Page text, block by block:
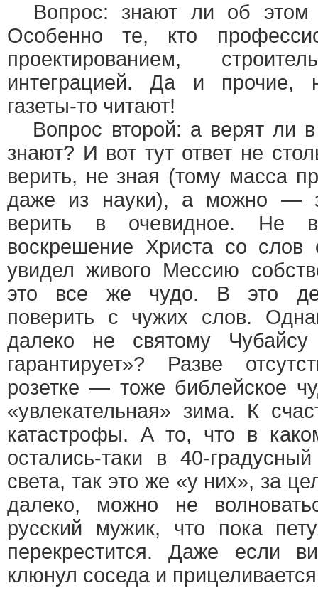
Вопрос: знают ли об этом
Особенно те, кто
проектированием,
интеграцией. Да и прочие,
газеты-то читают!
Вопрос второй: а верят ли
знают? И вот тут ответ не
верить, не зная (тому масса
даже из науки), а можно —
верить в очевидное.
воскрешение Христа со слов
увидел живого Мессию
это все же чудо. В это
поверить с чужих слов.
далеко не святому
гарантирует»? Разве
розетке — тоже библейское
«увлекательная» зима. К
катастрофы. А то, что в
остались-таки в 40-
света, так это же «у них», за
далеко, можно не
русский мужик, что пока
перекрестится. Даже если
клюнул соседа и